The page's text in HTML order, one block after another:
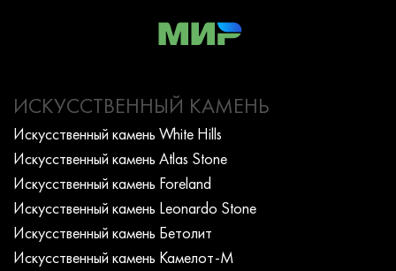
ИСКУССТВЕННЫЙ КАМЕНЬ
Искусcтвенный камень White Hills
Искусcтвенный камень Atlas Stone
Искусcтвенный камень Foreland
Искусcтвенный камень Leonardo Stone
Искусcтвенный камень Бетолит
Искусcтвенный камень Камелот-М